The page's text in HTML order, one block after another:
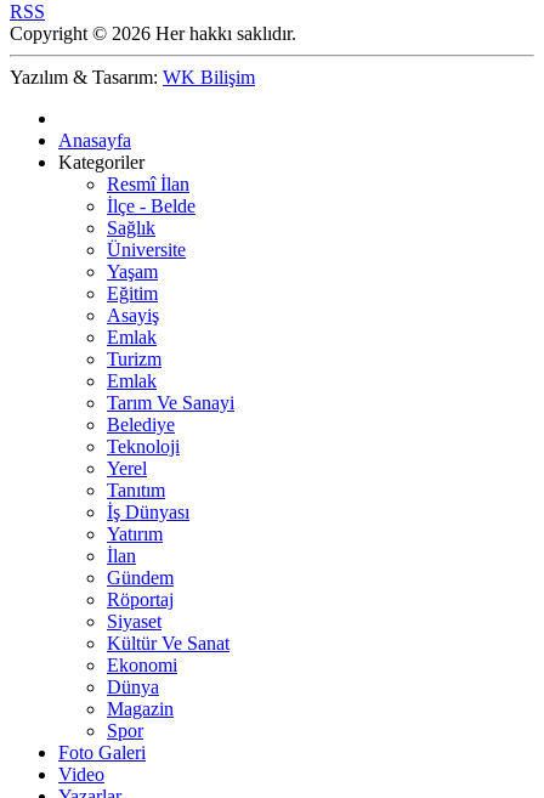
RSS
Copyright © 2026 Her hakkı saklıdır.
Yazılım & Tasarım: WK Bilişim
Anasayfa
Kategoriler
Resmî İlan
İlçe - Belde
Sağlık
Üniversite
Yaşam
Eğitim
Asayiş
Emlak
Turizm
Emlak
Tarım Ve Sanayi
Belediye
Teknoloji
Yerel
Tanıtım
İş Dünyası
Yatırım
İlan
Gündem
Röportaj
Siyaset
Kültür Ve Sanat
Ekonomi
Dünya
Magazin
Spor
Foto Galeri
Video